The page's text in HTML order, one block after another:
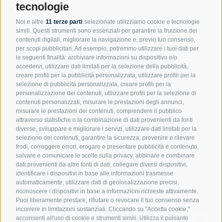
tecnologie
Noi e altre 11 terze parti selezionate utilizziamo cookie e tecnologie
simili. Questi strumenti sono essenziali per garantire la fruizione dei
contenuti digitali, migliorare la navigazione e, previo tuo consenso,
per scopi pubblicitari. Ad esempio, potremmo utilizzare i tuoi dati per
le seguenti finalità: archiviare informazioni su dispositivo e/o
accedervi, utilizzare dati limitati per la selezione della pubblicità,
creare profili per la pubblicità personalizzata, utilizzare profili per la
selezione di pubblicità personalizzata, creare profili per la
personalizzazione dei contenuti, utilizzare profili per la selezione di
contenuti personalizzati, misurare le prestazioni degli annunci,
misurare le prestazioni dei contenuti, comprendere il pubblico
attraverso statistiche o la combinazione di dati provenienti da fonti
diverse, sviluppare e migliorare i servizi, utilizzare dati limitati per la
selezione dei contenuti, garantire la sicurezza, prevenire e rilevare
frodi, correggere errori, erogare e presentare pubblicità e contenuto,
salvare e comunicare le scelte sulla privacy, abbinare e combinare
dati provenienti da altre fonti di dati, collegare diversi dispositivi,
identificare i dispositivi in base alle informazioni trasmesse
automaticamente, utilizzare dati di geolocalizzazione precisi,
riconoscere i dispositivi in base a informazioni richieste attivamente.
Puoi liberamente prestare, rifiutare o revocare il tuo consenso senza
incorrere in limitazioni sostanziali. Cliccando su "Accetta cookie,"
acconsenti all'uso di cookie e strumenti simili. Utilizza il pulsante
+39 049 595 71 63
info@fimic.it
tecnologia FIMIC.
Siamo veloci nelle
risposte, precisi nella
risoluzione, presenti
quando serve.
Parla direttamente con
chi può aiutarti o
richiedi un ricambio.
Richiedi assistenza
Portale ricambi